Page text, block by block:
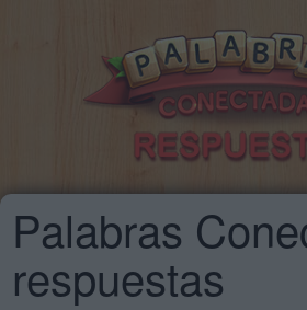
Palabras
respuestas